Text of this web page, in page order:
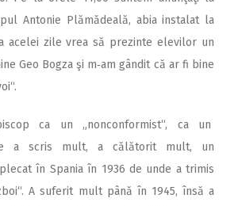
Antonie Plămădeală, abia instalat la
acelei zile vrea să prezinte elevilor un
Geo Bogza şi m‑am gândit că ar fi bine
ca un „nonconformist“, ca un
a scris mult, a călătorit mult, un
în Spania în 1936 de unde a trimis
A suferit mult până în 1945, însă a